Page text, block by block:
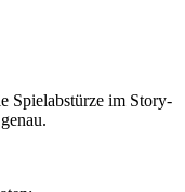
Spielabstürze im Story-